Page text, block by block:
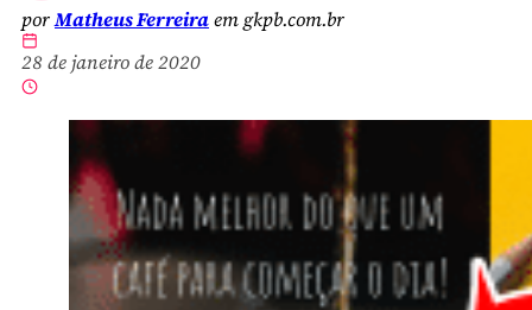
porMatheus Ferreiraem gkpb.com.br
28 de janeiro de 2020